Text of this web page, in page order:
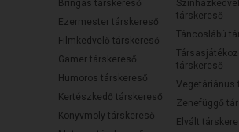
Bringás társkereső
Ezermester társkereső
Filmkedvelő társkereső
Gamer társkereső
Humoros társkereső
Kertészkedő társkereső
Könyvmoly társkereső
társkereső
Táncoslábú
társkereső
Vegetáriánus
Zenefüggő
Elvált